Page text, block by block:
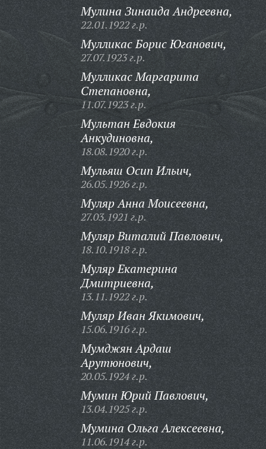
Мулина Зинаида Андреевна,
22.01.1922 г.р.
Мулликас Борис Юганович,
27.07.1923 г.р.
Мулликас Маргарита
Степановна,
11.07.1923 г.р.
Мультан Евдокия
Анкудиновна,
18.08.1920 г.р.
Мульяш Осип Ильич,
26.05.1926 г.р.
Муляр Анна Моисеевна,
27.03.1921 г.р.
Муляр Виталий Павлович,
18.10.1918 г.р.
Муляр Екатерина
Дмитриевна,
13.11.1922 г.р.
Муляр Иван Якимович,
15.06.1916 г.р.
Мумджян Ардаш
Арутюнович,
20.05.1924 г.р.
Мумин Юрий Павлович,
13.04.1925 г.р.
Мумина Ольга Алексеевна,
11.06.1914 г.р.